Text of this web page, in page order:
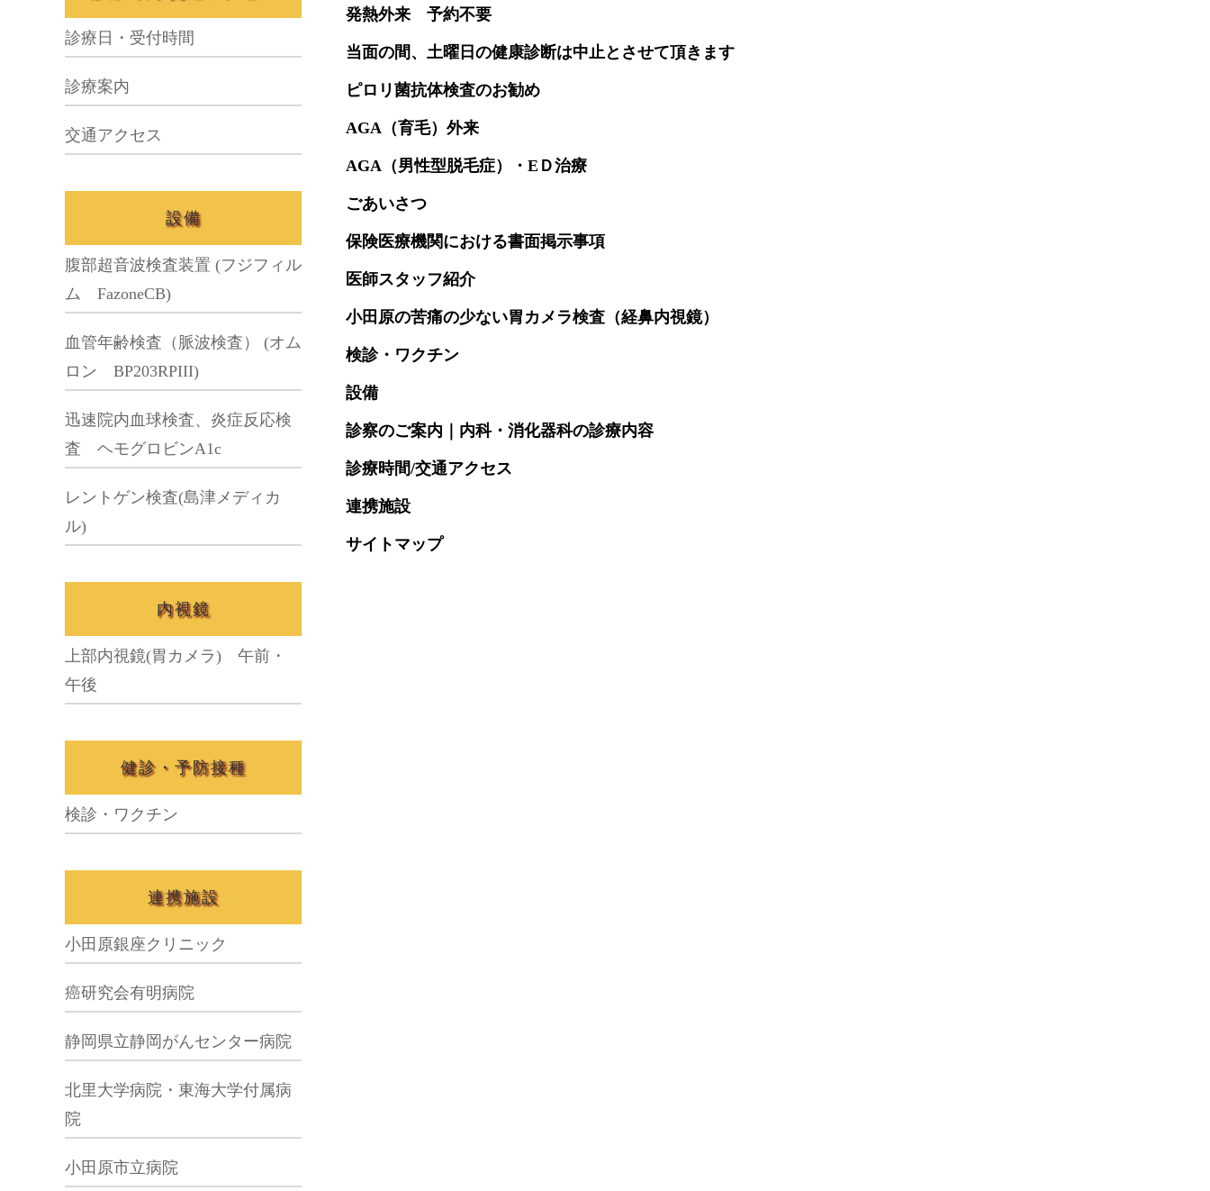
発熱外来 予約不要
当面の間、土曜日の健康診断は中止とさせて頂きます
ピロリ菌抗体検査のお勧め
AGA（育毛）外来
AGA（男性型脱毛症）・EＤ治療
ごあいさつ
保険医療機関における書面掲示事項
医師スタッフ紹介
小田原の苦痛の少ない胃カメラ検査（経鼻内視鏡）
検診・ワクチン
設備
診察のご案内｜内科・消化器科の診療内容
診療時間/交通アクセス
連携施設
サイトマップ
診療日・受付時間
診療案内
交通アクセス
設備
腹部超音波検査装置 (フジフィル
ム FazoneCB)
血管年齢検査（脈波検査） (オム
ロン BP203RPIII)
迅速院内血球検査、炎症反応検
査 ヘモグロビンA1c
レントゲン検査(島津メディカ
ル)
内視鏡
上部内視鏡(胃カメラ) 午前・
午後
健診・予防接種
検診・ワクチン
連携施設
小田原銀座クリニック
癌研究会有明病院
静岡県立静岡がんセンター病院
北里大学病院・東海大学付属病
院
小田原市立病院